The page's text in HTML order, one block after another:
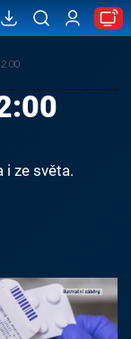
i ze světa.